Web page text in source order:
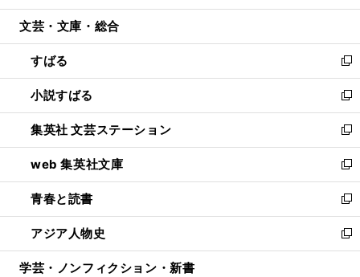
開
ウ
開
く
ン
ウ
で
開
く
ウ
ン
ド
ウ
で
開
く
文芸・文庫・総合
すばる
新
し
い
ウ
ィ
ン
ド
ウ
で
開
く
小説すばる
新
し
い
ウ
ィ
ン
ド
ウ
で
開
集英社 文芸ステーション
新
し
い
ウ
ィ
ン
ド
ウ
web 集英社文庫
新
し
い
ウ
ィ
ン
青春と読書
新
し
い
ウ
アジア人物史
新
し
学芸・ノンフィクション・新書